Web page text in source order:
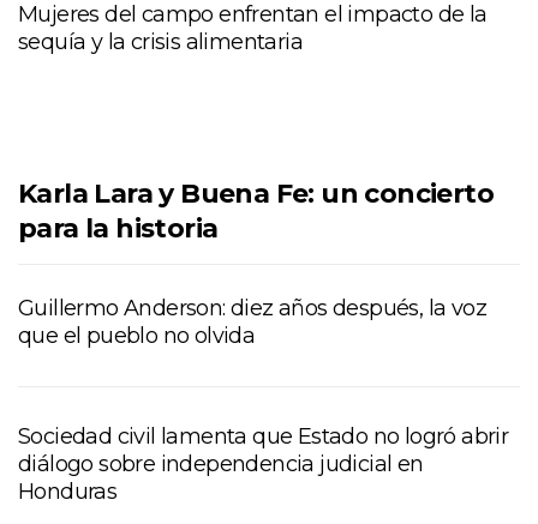
Mujeres del campo enfrentan el impacto de la
sequía y la crisis alimentaria
Karla Lara y Buena Fe: un concierto
para la historia
Guillermo Anderson: diez años después, la voz
que el pueblo no olvida
Sociedad civil lamenta que Estado no logró abrir
diálogo sobre independencia judicial en
Honduras